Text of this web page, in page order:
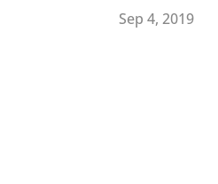
Sep 4, 2019